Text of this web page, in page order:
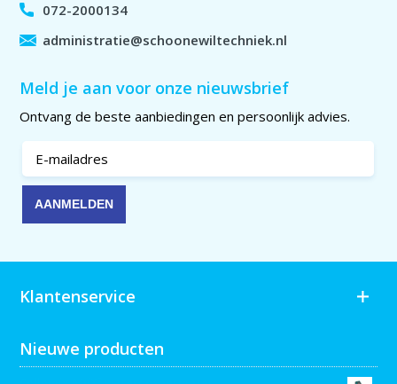
072-2000134
administratie@schoonewiltechniek.nl
Meld je aan voor onze nieuwsbrief
Ontvang de beste aanbiedingen en persoonlijk advies.
Klantenservice
Nieuwe producten